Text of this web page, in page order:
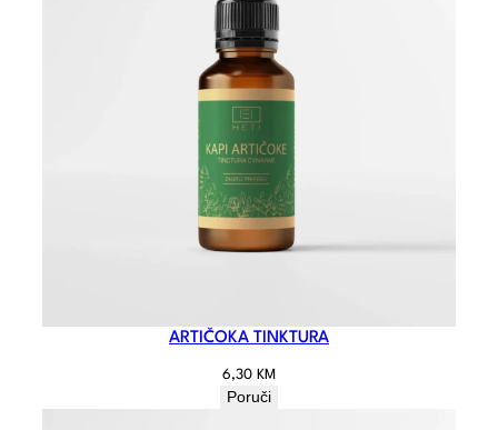
ARTIČOKA TINKTURA
6,30 KM
Poruči